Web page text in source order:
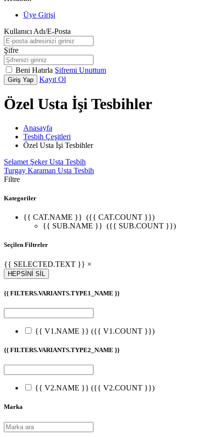
Üye Girişi
Kullanıcı Adı/E-Posta
Şifre
Beni Hatırla Şifremi Unuttum
Giriş Yap Kayıt Ol
Özel Usta İşi Tesbihler
Anasayfa
Tesbih Çeşitleri
Özel Usta İşi Tesbihler
Selamet Şeker Usta Tesbih
Turgay Karaman Usta Tesbih
Filtre
Kategoriler
{{ CAT.NAME }} ({{ CAT.COUNT }})
{{ SUB.NAME }} ({{ SUB.COUNT }})
Seçilen Filtreler
{{ SELECTED.TEXT }} ×
HEPSİNİ SİL
{{ FILTERS.VARIANTS.TYPE1_NAME }}
{{ V1.NAME }} ({{ V1.COUNT }})
{{ FILTERS.VARIANTS.TYPE2_NAME }}
{{ V2.NAME }} ({{ V2.COUNT }})
Marka